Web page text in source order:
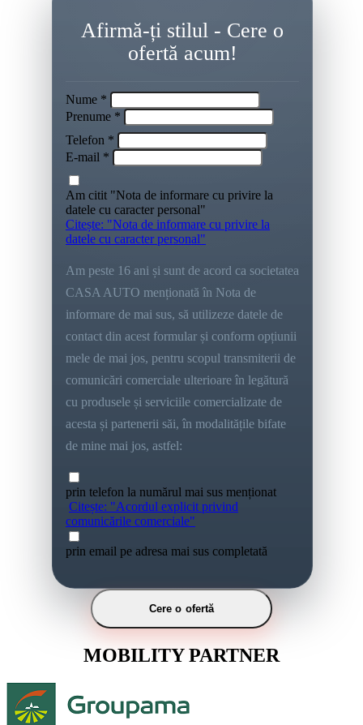
Afirmă-ți stilul - Cere o
ofertă acum!
Nume *
Prenume *
Telefon *
E-mail *
Am citit "Nota de informare cu privire la
datele cu caracter personal"
Citește: "Nota de informare cu privire la
datele cu caracter personal"
Am peste 16 ani și sunt de acord ca societatea
CASA AUTO menționată în Nota de
informare de mai sus, să utilizeze datele de
contact din acest formular și conform opțiunii
mele de mai jos, pentru scopul transmiterii de
comunicări comerciale ulterioare în legătură
cu produsele și serviciile comercializate de
acesta și partenerii săi, în modalitățile bifate
de mine mai jos, astfel:
prin telefon la numărul mai sus menționat
Citește: "Acordul explicit privind
comunicările comerciale"
prin email pe adresa mai sus completată
Cere o ofertă
MOBILITY PARTNER